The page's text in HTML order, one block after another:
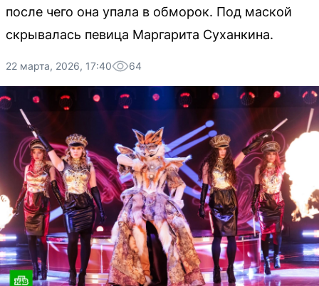
после чего она упала в обморок. Под маской
скрывалась певица Маргарита Суханкина.
22 марта, 2026, 17:40 64